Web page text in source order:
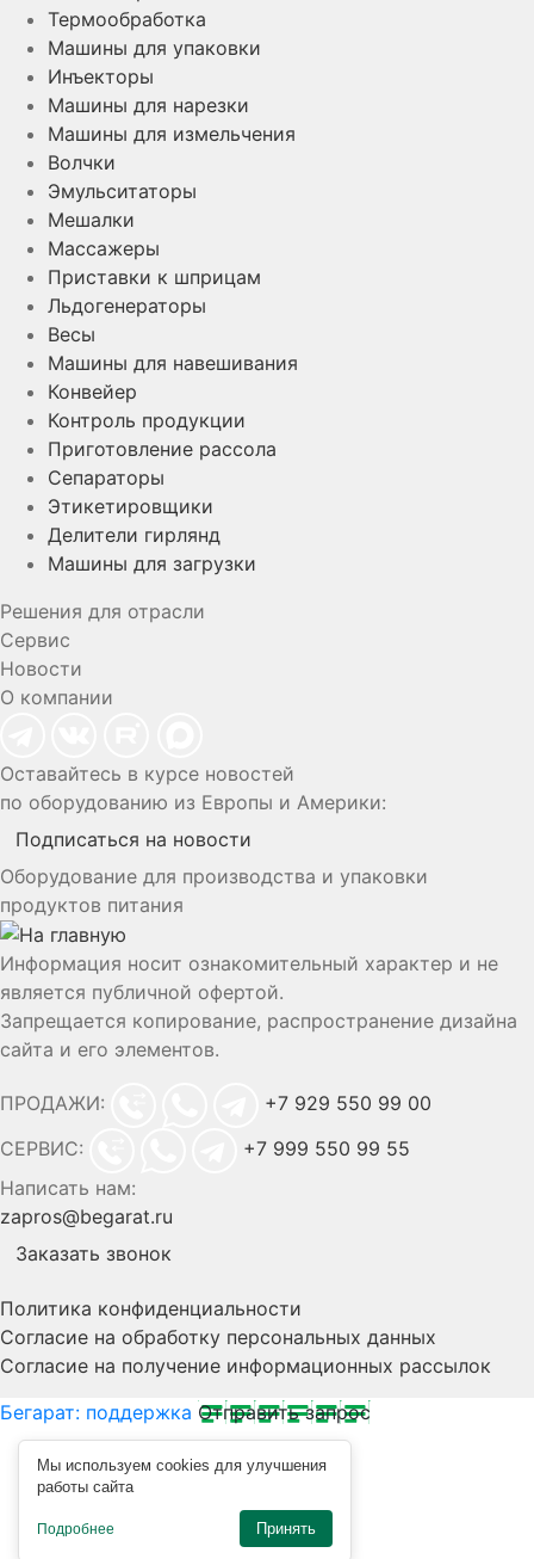
Мы используем cookies для улучшения
работы сайта
Подробнее Принять
Термообработка
Машины для упаковки
Инъекторы
Машины для нарезки
Машины для измельчения
Волчки
Эмульситаторы
Мешалки
Массажеры
Приставки к шприцам
Льдогенераторы
Весы
Машины для навешивания
Конвейер
Контроль продукции
Приготовление рассола
Сепараторы
Этикетировщики
Делители гирлянд
Машины для загрузки
Решения для отрасли
Сервис
Новости
О компании
Оставайтесь в курсе новостей
по оборудованию из Европы и Америки:
Подписаться на новости
Оборудование для производства и упаковки
продуктов питания
Информация носит ознакомительный характер и не
является публичной офертой.
Запрещается копирование, распространение дизайна
сайта и его элементов.
ПРОДАЖИ:
+7 929 550 99 00
СЕРВИС:
+7 999 550 99 55
Написать нам:
zapros@begarat.ru
Заказать звонок
Политика конфиденциальности
Согласие на обработку персональных данных
Согласие на получение информационных рассылок
Бегарат: поддержка Отправить запрос